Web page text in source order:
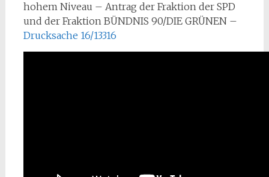
hohem Niveau – Antrag der Fraktion der SPD
und der Fraktion BÜNDNIS 90/DIE GRÜNEN –
Drucksache 16/13316